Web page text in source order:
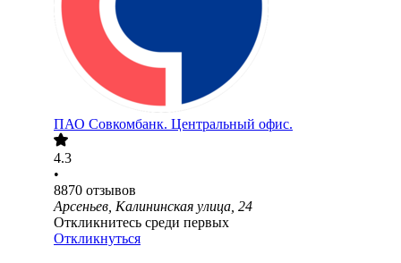
ПАО Совкомбанк. Центральный офис.
4.3
•
8870 отзывов
Арсеньев, Калининская улица, 24
Откликнитесь среди первых
Откликнуться